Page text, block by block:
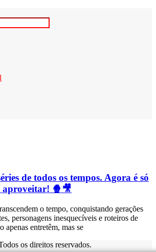
de todos os tempos. Agora é só
aproveitar! 🍿🎥
o tempo, conquistando gerações
personagens inesquecíveis e roteiros de
apenas entretêm, mas se
os direitos reservados.